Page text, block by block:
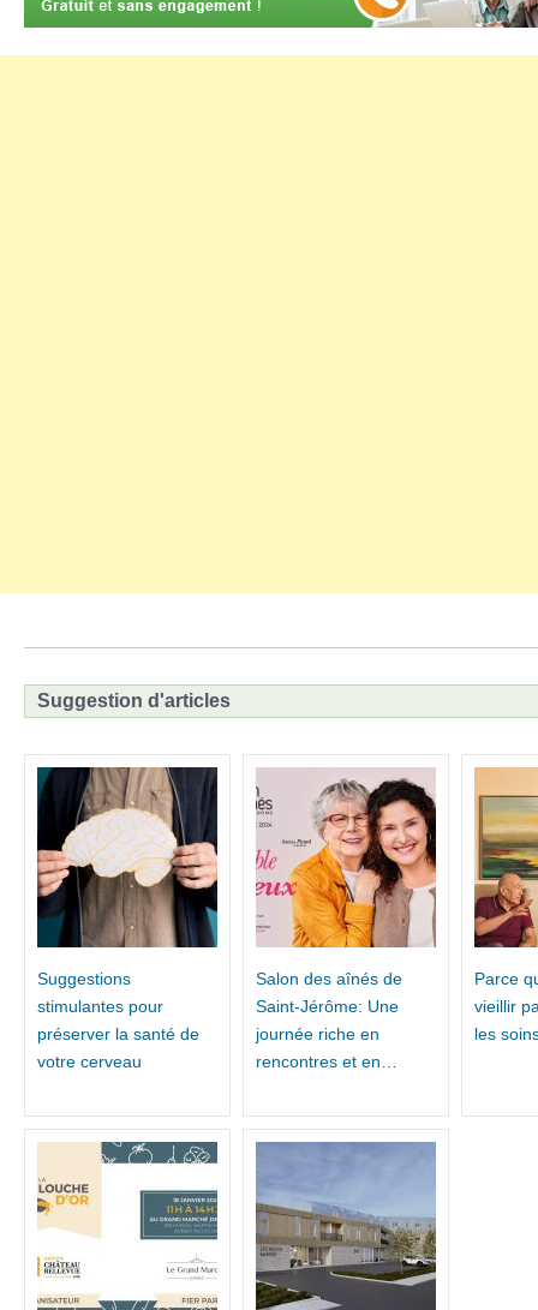
Suggestion d'articles
Suggestions
stimulantes pour
préserver la santé de
votre cerveau
Salon des aînés de
Saint-Jérôme: Une
journée riche en
rencontres et en…
Parce
vieillir
les